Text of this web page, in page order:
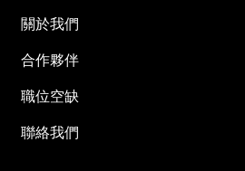
關於我們
合作夥伴
職位空缺
聯絡我們